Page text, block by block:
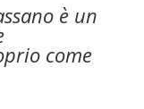
è un
come